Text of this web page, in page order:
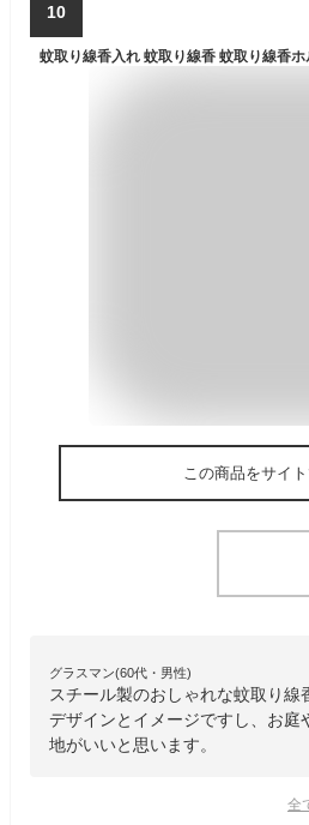
10
この商品をサイ
グラスマン(60代・男性)
スチール製のおしゃれな蚊取り線
デザインとイメージですし、お庭
地がいいと思います。
全